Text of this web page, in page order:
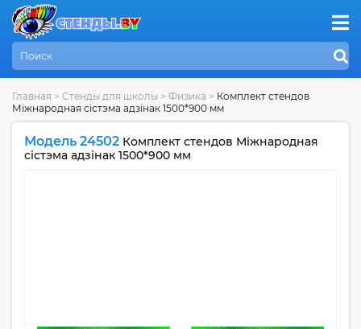
Главная > Стенды для школы > Физика > Комплект стендов
Міжнародная сістэма адзінак 1500*900 мм
Модель 24502 Комплект стендов Міжнародная
сістэма адзінак 1500*900 мм